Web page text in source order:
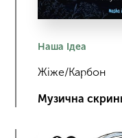
Наша Ідеа
Жіже/Карбон
Музична